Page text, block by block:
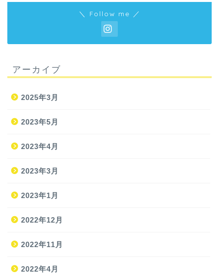
＼ Follow me ／
アーカイブ
2025年3月
2023年5月
2023年4月
2023年3月
2023年1月
2022年12月
2022年11月
2022年4月